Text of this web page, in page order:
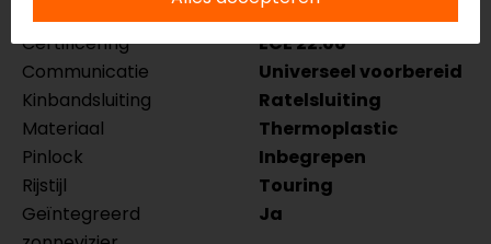
Zwart-Grijs
Certificering
ECE 22.06
Communicatie
Universeel voorbereid
Kinbandsluiting
Ratelsluiting
Materiaal
Thermoplastic
Pinlock
Inbegrepen
Rijstijl
Touring
Geïntegreerd
Ja